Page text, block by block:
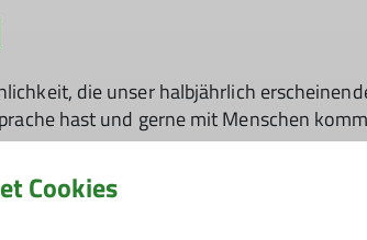
die unser halbjährlich
hast und gerne mit Menschen
Cookies